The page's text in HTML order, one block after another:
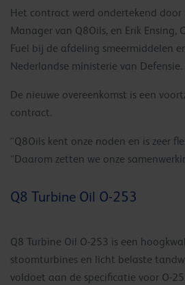
Het contract werd ondertekend door
Manager van Q8Oils, en Erik Ensing,
Fuel bij de afdeling smeermiddelen
Nederlandse ministerie van Defensie.
De nieuwe overeenkomst is een
contract.
“Q8Oils kent onze noden en is zeer
“Daarom zetten we onze
Q8 Turbine Oil O-253
Q8 Turbine Oil O-253 is een
stoomturbines en licht belaste
voldoet aan de specificatie voor O-